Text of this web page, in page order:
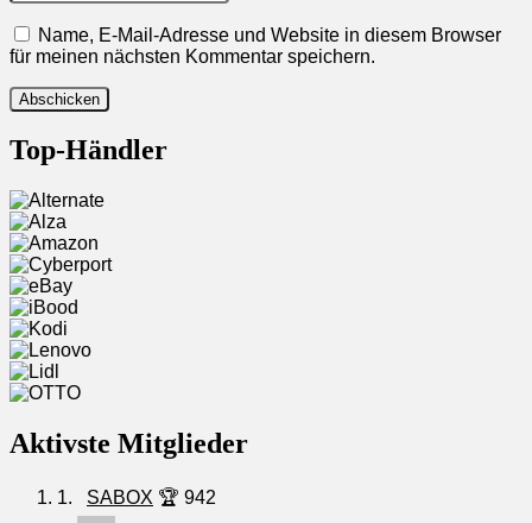
Name, E-Mail-Adresse und Website in diesem Browser
für meinen nächsten Kommentar speichern.
Top-Händler
Aktivste Mitglieder
1. SABOX 🏆 942